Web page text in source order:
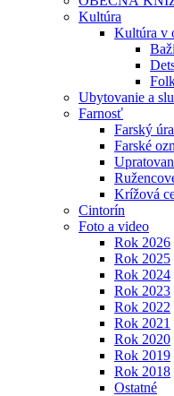
Kultúra
Kultúra v
Ubytovanie a
Farnosť
Farský
Farské
Krížová
Cintorín
Foto a video
Rok 2026
Rok 2025
Rok 2024
Rok 2023
Rok 2022
Rok 2021
Rok 2020
Rok 2019
Rok 2018
Ostatné